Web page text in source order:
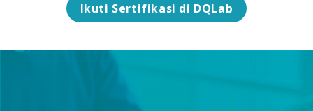
Ikuti Sertifikasi di DQLab